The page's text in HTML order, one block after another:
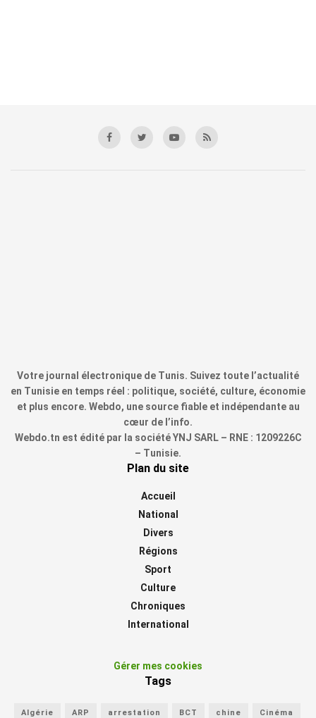
Votre journal électronique de Tunis. Suivez toute l’actualité
en Tunisie en temps réel : politique, société, culture, économie
et plus encore. Webdo, une source fiable et indépendante au
cœur de l’info.
Webdo.tn est édité par la société YNJ SARL – RNE : 1209226C
– Tunisie.
Plan du site
Accueil
National
Divers
Régions
Sport
Culture
Chroniques
International
Gérer mes cookies
Tags
Algérie ARP arrestation BCT chine Cinéma